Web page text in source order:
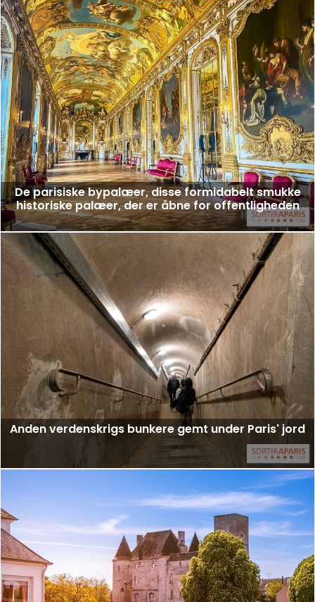
De parisiske bypalæer, disse formidabelt smukke
historiske palæer, der er åbne for offentligheden
Anden verdenskrigs bunkere gemt under Paris' jord